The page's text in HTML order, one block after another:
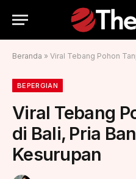
Beranda » Viral Tebang Pohon Tanpa
BEPERGIAN
Viral Tebang
di Bali, Pria
Kesurupan